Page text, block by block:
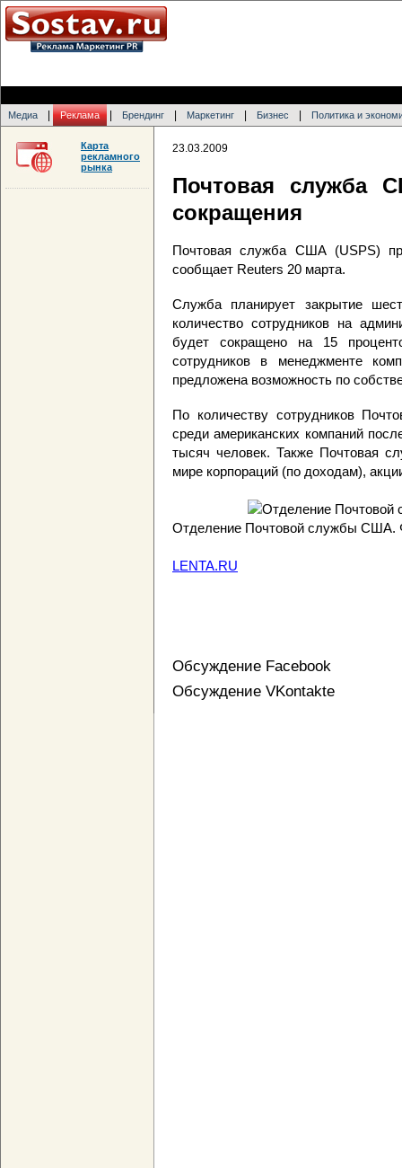
Медиа Реклама Брендинг Маркетинг Бизнес Политика и
23.03.2009
Почтовая служба
сокращения
Почтовая служба США (USPS)
сообщает Reuters 20 марта.
Служба планирует закрытие
количество сотрудников на
будет сокращено на 15
сотрудников в менеджменте
предложена возможность по
По количеству сотрудников
среди американских компаний
тысяч человек. Также Почтовая
мире корпораций (по доходам),
Отделение Почтовой службы США.
LENTA.RU
Обсуждение Facebook
Обсуждение VKontakte
Карта
рекламного
рынка